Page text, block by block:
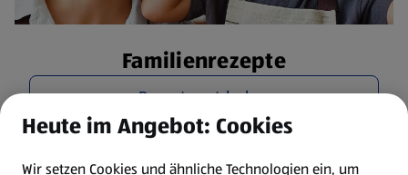
Familienrezepte
Rezepte entdecken
Heute im Angebot: Cookies
Wir setzen Cookies und ähnliche Technologien ein, um